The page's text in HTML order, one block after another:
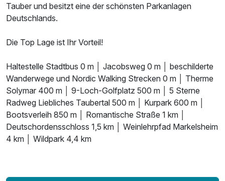
1 Erwachsenen und 1 Kind
Tauber und besitzt eine der schönsten Parkanlagen
Deutschlands.
Die Top Lage ist Ihr Vorteil!
Haltestelle Stadtbus 0 m │ Jacobsweg 0 m │ beschilderte
Wanderwege und Nordic Walking Strecken 0 m │ Therme
Solymar 400 m │ 9-Loch-Golfplatz 500 m │ 5 Sterne
Radweg Liebliches Taubertal 500 m │ Kurpark 600 m │
Bootsverleih 850 m │ Romantische Straße 1 km │
Deutschordensschloss 1,5 km │ Weinlehrpfad Markelsheim
4 km │ Wildpark 4,4 km